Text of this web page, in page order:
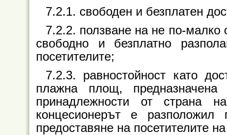
7.2.1. свободен и безплатен
7.2.2. ползване на не по-малко
свободно и безплатно
посетителите;
7.2.3. равностойност като
плажна площ,
принадлежности от страна
концесионерът е разположил
предоставяне на посетителите